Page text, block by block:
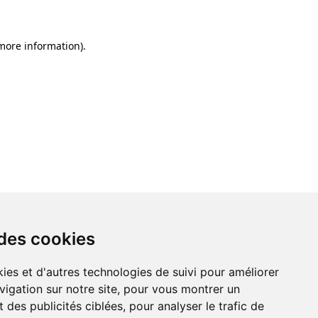
cookies
et d'autres technologies de suivi pour améliorer
sur notre site, pour vous montrer un
des publicités ciblées, pour analyser le trafic de
information).